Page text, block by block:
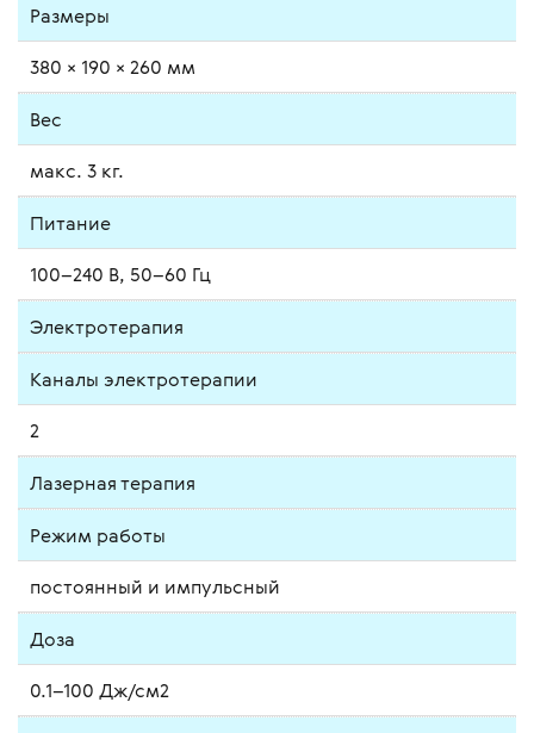
Размеры
380 × 190 × 260 мм
Вес
макс. 3 кг.
Питание
100–240 В, 50–60 Гц
Электротерапия
Каналы электротерапии
2
Лазерная терапия
Режим работы
постоянный и импульсный
Доза
0.1–100 Дж/см2